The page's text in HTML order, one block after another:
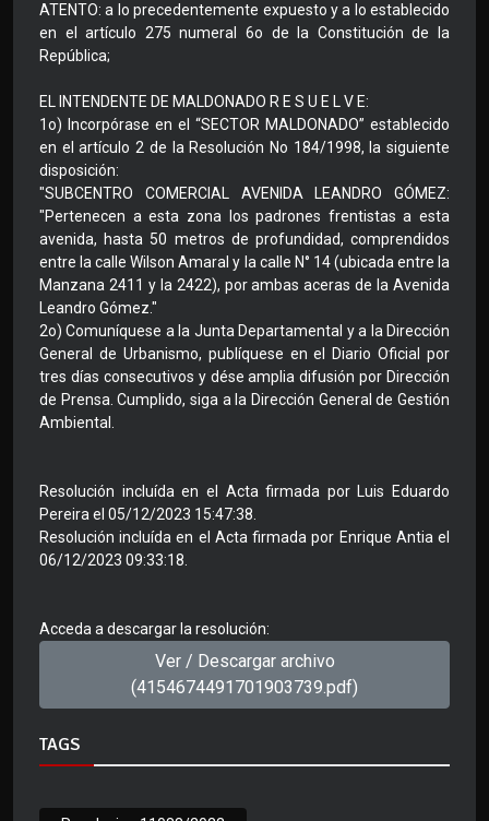
ATENTO: a lo precedentemente expuesto y a lo establecido
en el artículo 275 numeral 6o de la Constitución de la
República;
EL INTENDENTE DE MALDONADO R E S U E L V E:
1o) Incorpórase en el “SECTOR MALDONADO” establecido
en el artículo 2 de la Resolución No 184/1998, la siguiente
disposición:
"SUBCENTRO COMERCIAL AVENIDA LEANDRO GÓMEZ:
"Pertenecen a esta zona los padrones frentistas a esta
avenida, hasta 50 metros de profundidad, comprendidos
entre la calle Wilson Amaral y la calle N° 14 (ubicada entre la
Manzana 2411 y la 2422), por ambas aceras de la Avenida
Leandro Gómez."
2o) Comuníquese a la Junta Departamental y a la Dirección
General de Urbanismo, publíquese en el Diario Oficial por
tres días consecutivos y dése amplia difusión por Dirección
de Prensa. Cumplido, siga a la Dirección General de Gestión
Ambiental.
Resolución incluída en el Acta firmada por Luis Eduardo
Pereira el 05/12/2023 15:47:38.
Resolución incluída en el Acta firmada por Enrique Antia el
06/12/2023 09:33:18.
Acceda a descargar la resolución:
Ver / Descargar archivo
(4154674491701903739.pdf)
TAGS